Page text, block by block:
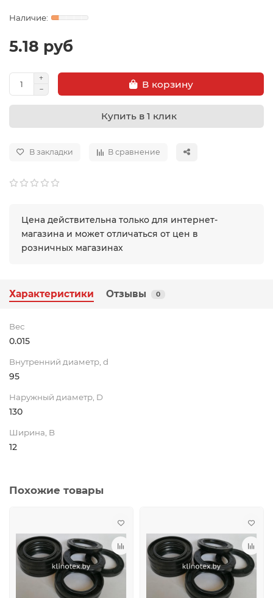
5.18 руб
В корзину
Купить в 1 клик
В закладки В сравнение
Цена действительна только для интернет-
магазина и может отличаться от цен в
розничных магазинах
Характеристики Отзывы 0
Вес
0.015
Внутренний диаметр, d
95
Наружный диаметр, D
130
Ширина, B
12
Похожие товары